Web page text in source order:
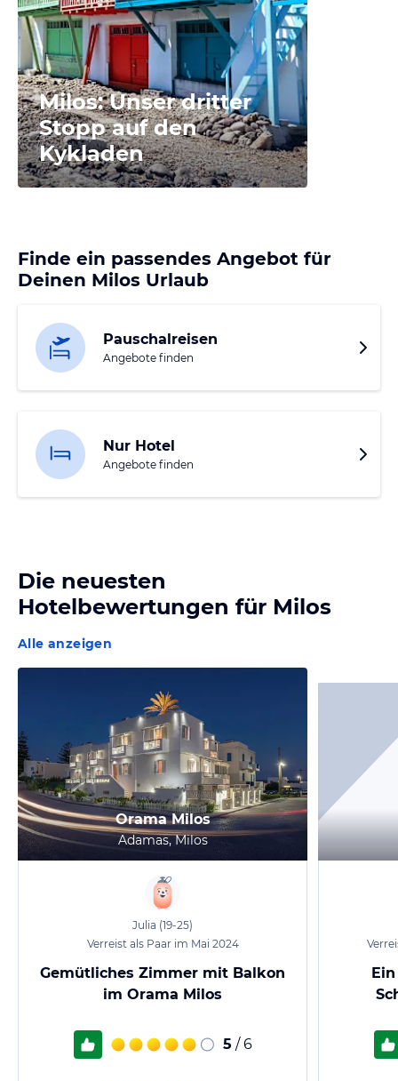
genießt oder die faszinierende Küste erkundest – auf Milos
verbinden sich Erholung, Natur und griechische
Lebensfreude zu einem unvergesslichen Urlaubserlebnis.
Milos: Unser dritter
Stopp auf den
Kykladen
Finde ein passendes Angebot für
Deinen Milos Urlaub
Pauschalreisen
Angebote finden
Nur Hotel
Angebote finden
Die neuesten
Hotelbewertungen für Milos
Alle anzeigen
Orama Milos
Adamas, Milos
Julia (19-25)
Verreist als Paar im Mai 2024
Gemütliches Zimmer mit Balkon
im Orama Milos
5 / 6